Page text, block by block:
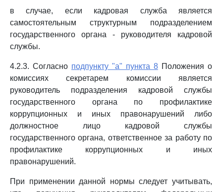
в случае, если кадровая служба является
самостоятельным структурным подразделением
государственного органа - руководителя кадровой
службы.
4.2.3. Согласно подпункту "а" пункта 8 Положения о
комиссиях секретарем комиссии является
руководитель подразделения кадровой службы
государственного органа по профилактике
коррупционных и иных правонарушений либо
должностное лицо кадровой службы
государственного органа, ответственное за работу по
профилактике коррупционных и иных
правонарушений.
При применении данной нормы следует учитывать,